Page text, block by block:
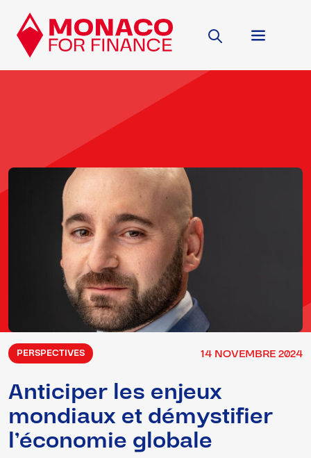
14 NOVEMBRE2024
PERSPECTIVES
Anticiper les enjeux
mondiaux et démystifier
l’économie globale